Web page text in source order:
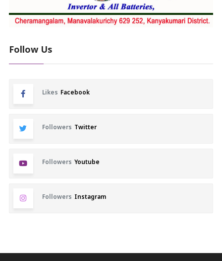
Follow Us
Likes Facebook
Followers Twitter
Followers Youtube
Followers Instagram